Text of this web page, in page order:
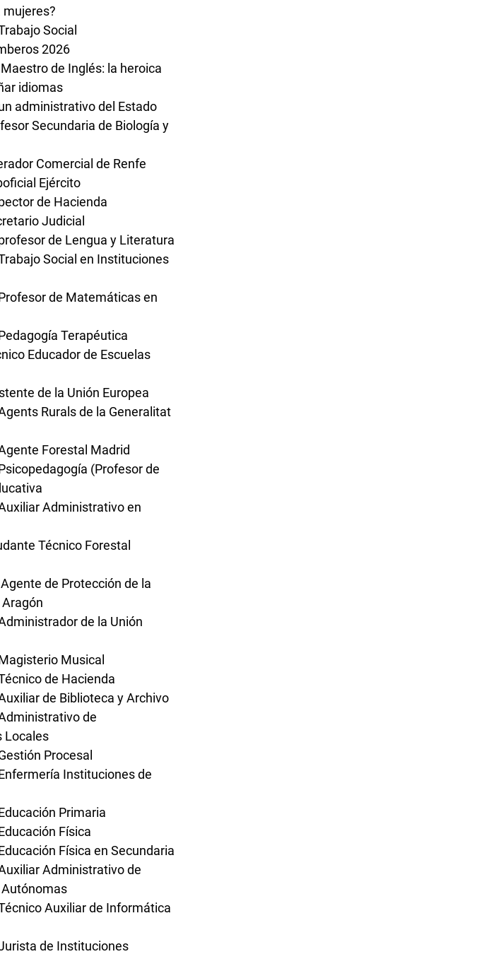
mujeres?
Social
2026
de Inglés: la heroica
idiomas
administrativo del Estado
Secundaria de Biología y
Comercial de Renfe
Ejército
de Hacienda
Judicial
de Lengua y Literatura
Social en Instituciones
de Matemáticas en
Terapéutica
Educador de Escuelas
de la Unión Europea
Rurals de la Generalitat
Forestal Madrid
(Profesor de
Administrativo en
Técnico Forestal
de Protección de la
de la Unión
Musical
de Hacienda
de Biblioteca y Archivo
de
Locales
Procesal
Instituciones de
Primaria
Física
Física en Secundaria
Administrativo de
Auxiliar de Informática
de Instituciones